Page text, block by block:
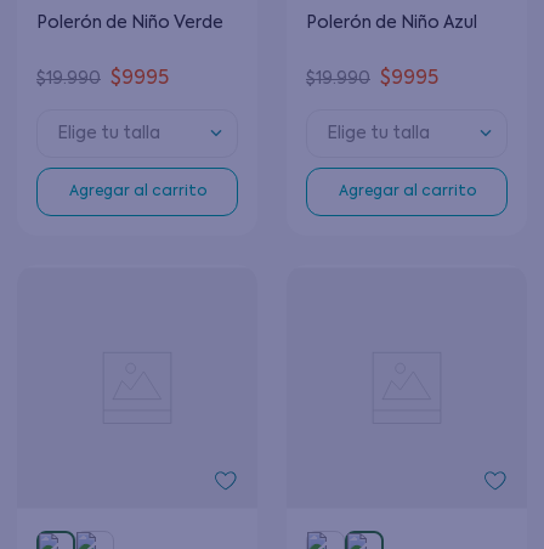
Polerón de Niño Verde
$19.990 $9995
Elige tu talla
Agregar al carrito
Polerón de Niño Azul
$19.990 $9995
Elige tu talla
Agregar al carrito